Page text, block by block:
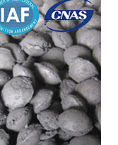
产品中心
厂容厂貌
视频中心
联系我们